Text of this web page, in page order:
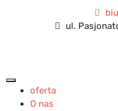
ul.
oferta
O nas